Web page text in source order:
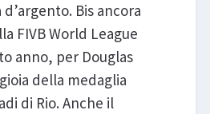
Bis ancora
FIVB World League
anno, per Douglas
della medaglia
di Rio. Anche il